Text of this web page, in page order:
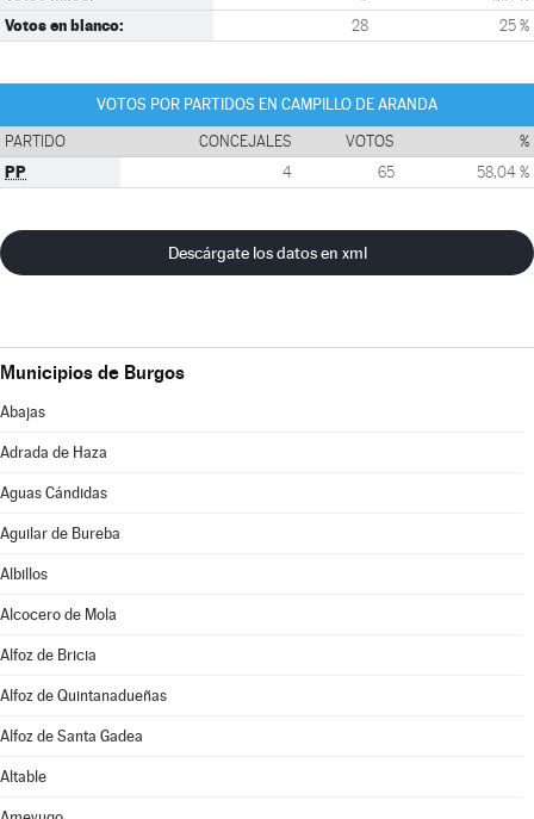
Votos en blanco: 28 25 %
VOTOS POR PARTIDOS EN CAMPILLO DE ARANDA
PARTIDO CONCEJALES VOTOS %
PP 4 65 58,04 %
Descárgate los datos en xml
Municipios de Burgos
Abajas
Adrada de Haza
Aguas Cándidas
Aguilar de Bureba
Albillos
Alcocero de Mola
Alfoz de Bricia
Alfoz de Quintanadueñas
Alfoz de Santa Gadea
Altable